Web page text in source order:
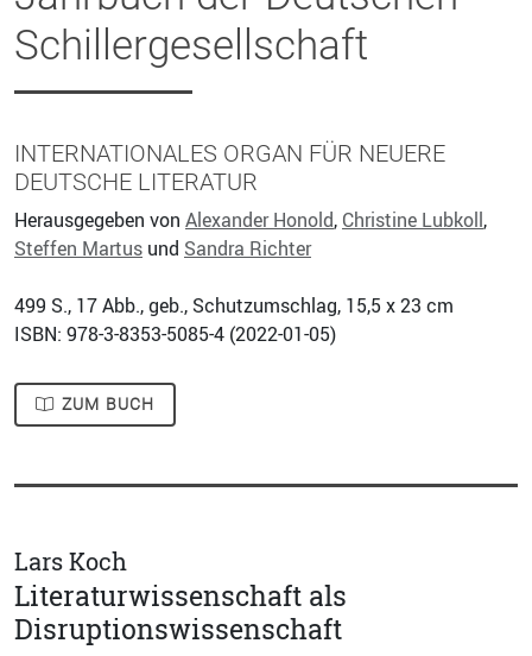
Schillergesellschaft
INTERNATIONALES ORGAN FÜR NEUERE
DEUTSCHE LITERATUR
Herausgegeben von Alexander Honold, Christine Lubkoll,
Steffen Martus und Sandra Richter
499 S., 17 Abb., geb., Schutzumschlag, 15,5 x 23 cm
ISBN: 978-3-8353-5085-4 (2022-01-05)
ZUM BUCH
Lars Koch
Literaturwissenschaft als
Disruptionswissenschaft